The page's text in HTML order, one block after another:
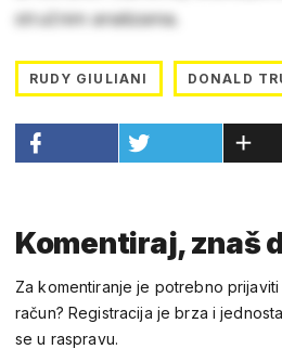
stručnim analizama.
RUDY GIULIANI DONALD
Komentiraj, znaš
Za komentiranje je potrebno
račun? Registracija je brza i
se u raspravu.